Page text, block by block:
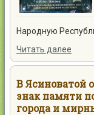
Народную
Читать далее
В Ясиноватой
знак памяти
города и